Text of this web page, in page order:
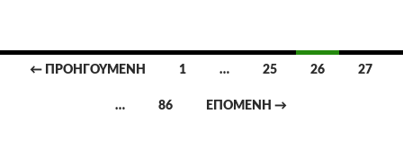
Πλοήγηση
← ΠΡΟΗΓΟΎΜΕΝΗ 1 … 25 26 27
… 86 ΕΠΌΜΕΝΗ →